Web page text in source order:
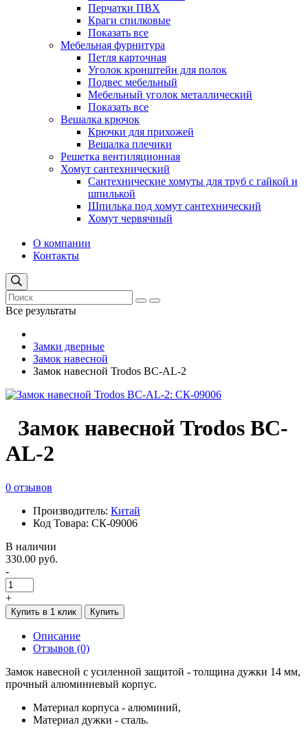
Перчатки ПВХ
Краги спилковые
Показать все
Мебельная фурнитура
Петля карточная
Уголок кронштейн для полок
Подвес мебельный
Мебельный уголок металлический
Показать все
Вешалка крючок
Крючки для прихожей
Вешалка плечики
Решетка вентиляционная
Хомут сантехнический
Сантехнические хомуты для труб с гайкой и
шпилькой
Шпилька под хомут сантехнический
Хомут червячный
О компании
Контакты
Все результаты
Замки дверные
Замок навесной
Замок навесной Trodos BC-AL-2
Замок навесной Trodos BC-
AL-2
0 отзывов
Производитель: Китай
Код Товара: СК-09006
В наличии
330.00 руб.
-
+
Купить в 1 клик Купить
Описание
Отзывов (0)
Замок навесной с усиленной защитой - толщина дужки 14 мм,
прочный алюминиевый корпус.
Материал корпуса - алюминий,
Материал дужки - сталь.